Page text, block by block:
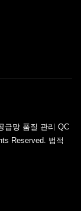
급망 품질 관리 QC
Reserved. 법적